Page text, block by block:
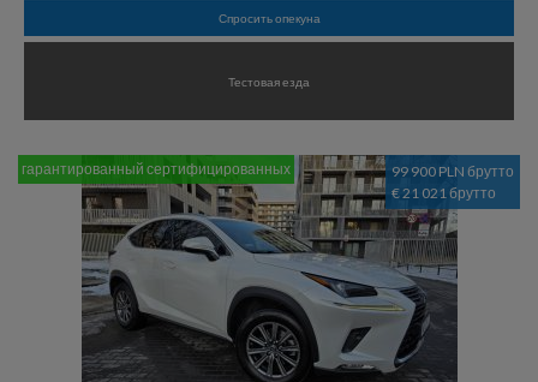
Спросить опекуна
Тестовая езда
99 900 PLN брутто
€ 21 021 брутто
гарантированный сертифицированных